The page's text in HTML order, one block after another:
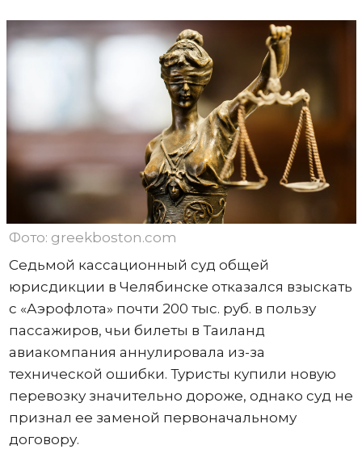
Фото: greekboston.com
Седьмой кассационный суд общей
юрисдикции в Челябинске отказался взыскать
с «Аэрофлота» почти 200 тыс. руб. в пользу
пассажиров, чьи билеты в Таиланд
авиакомпания аннулировала из-за
технической ошибки. Туристы купили новую
перевозку значительно дороже, однако суд не
признал ее заменой первоначальному
договору.